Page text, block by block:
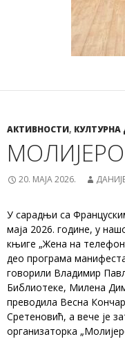
АКТИВНОСТИ, КУЛТУРНА
20. МАЈА 2026.
У сарадњи са
маја 2026. године, у
књиге „Жена на
део програма
говорили Владимир
Библиотеке, Милена
преводила Весна
Сретеновић, а вече је
организаторка